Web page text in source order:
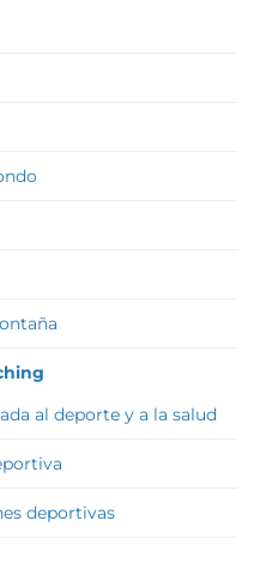
al deporte y a la salud
deportivas